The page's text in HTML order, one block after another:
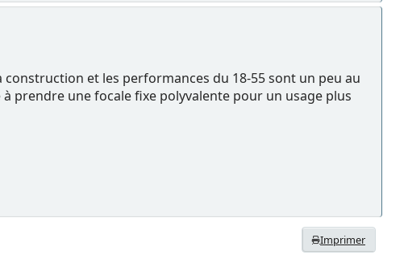
et les performances du 18-55 sont un peu au
prendre une focale fixe polyvalente pour un usage plus
Imprimer